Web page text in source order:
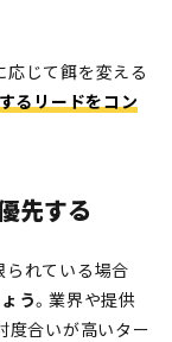
じて餌を変える
るリードをコン
先する
られている場合
う。業界や提供
度合いが高いター